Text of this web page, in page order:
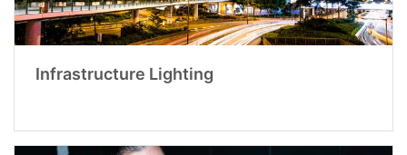
Infrastructure Lighting